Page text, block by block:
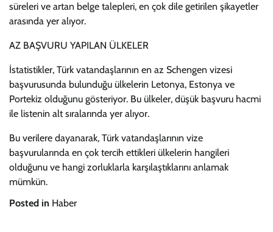
süreleri ve artan belge talepleri, en çok dile getirilen şikayetler
arasında yer alıyor.
AZ BAŞVURU YAPILAN ÜLKELER
İstatistikler, Türk vatandaşlarının en az Schengen vizesi
başvurusunda bulunduğu ülkelerin Letonya, Estonya ve
Portekiz olduğunu gösteriyor. Bu ülkeler, düşük başvuru hacmi
ile listenin alt sıralarında yer alıyor.
Bu verilere dayanarak, Türk vatandaşlarının vize
başvurularında en çok tercih ettikleri ülkelerin hangileri
olduğunu ve hangi zorluklarla karşılaştıklarını anlamak
mümkün.
Posted in Haber